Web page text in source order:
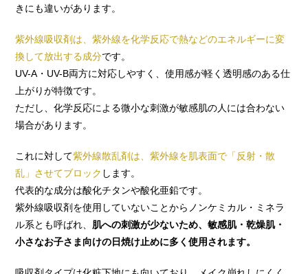
きにも違いがあります。
紫外線吸収剤は、紫外線を化学反応で熱などのエネルギーに変
換して放出する成分です。
UV-A・UV-B両方に対応しやすく、使用感が軽く透明感のある仕
上がりが特徴です。
ただし、化学反応による微小な刺激が敏感肌の人には合わない
場合があります。
これに対して紫外線散乱剤は、紫外線を肌表面で「反射・散
乱」させてブロック します。
代表的な成分は酸化チタンや酸化亜鉛です。
紫外線吸収剤を使用していないことからノンケミカル・ミネラ
ル系とも呼ばれ、 肌への刺激が少ないため、敏感肌・乾燥肌・
小さなお子さま向けの日焼け止めに多く使用されます。